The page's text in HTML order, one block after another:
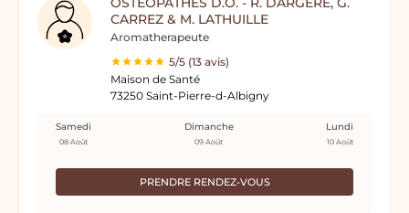
CARREZ & M. LATHUILLE
Aromatherapeute
5/5 (13 avis)
Maison de Santé
73250 Saint-Pierre-d-Albigny
PRENDRE RENDEZ-VOUS
Samedi
08 Août
Dimanche
09 Août
Lundi
10 Août